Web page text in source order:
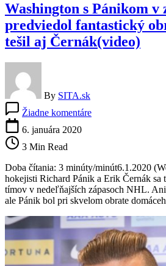
Washington s Pánikom v
predviedol fantastický
tešil aj Černák(video)
By SITA.sk
Žiadne komentáreWashington
predviedol
fantastický
obrat,
z
triumfu
sa
tešil
aj
Černák(video)
6. januára 2020
3 Min Read
Doba čítania: 3 minúty/minút6.1.2020
hokejisti Richard Pánik a Erik Černák
tímov v nedeľňajších zápasoch NHL.
ale Pánik bol pri skvelom obrate